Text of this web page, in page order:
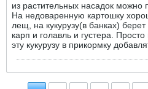
из растительных насадок можно
На недоваренную картошку
лещ, на кукурузу(в банках)
карп и голавль и густера.
эту кукурузу в прикормку